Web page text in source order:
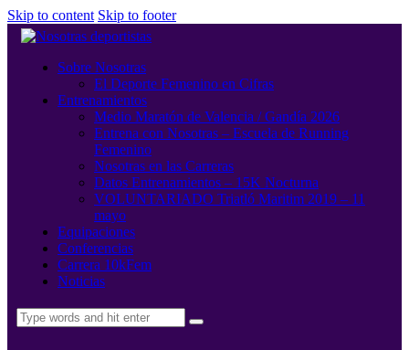
Skip to content Skip to footer
Sobre Nosotras
El Deporte Femenino en Cifras
Entrenamientos
Medio Maratón de Valencia / Gandía 2026
Entrena con Nosotras – Escuela de Running
Femenino
Nosotras en las Carreras
Datos Entrenamientos – 15K Nocturna
VOLUNTARIADO Triatló Maritim 2019 – 11
mayo
Equipaciones
Conferencias
Carrera 10kFem
Noticias